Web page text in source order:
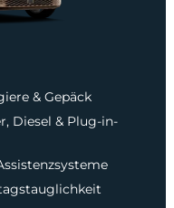
& Gepäck
Diesel & Plug-in-